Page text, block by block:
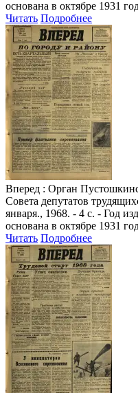
основана в октябре 1931
Читать Подробнее
Вперед : Орган
Совета депутатов
января., 1968. - 4 с. - Год
основана в октябре 1931
Читать Подробнее